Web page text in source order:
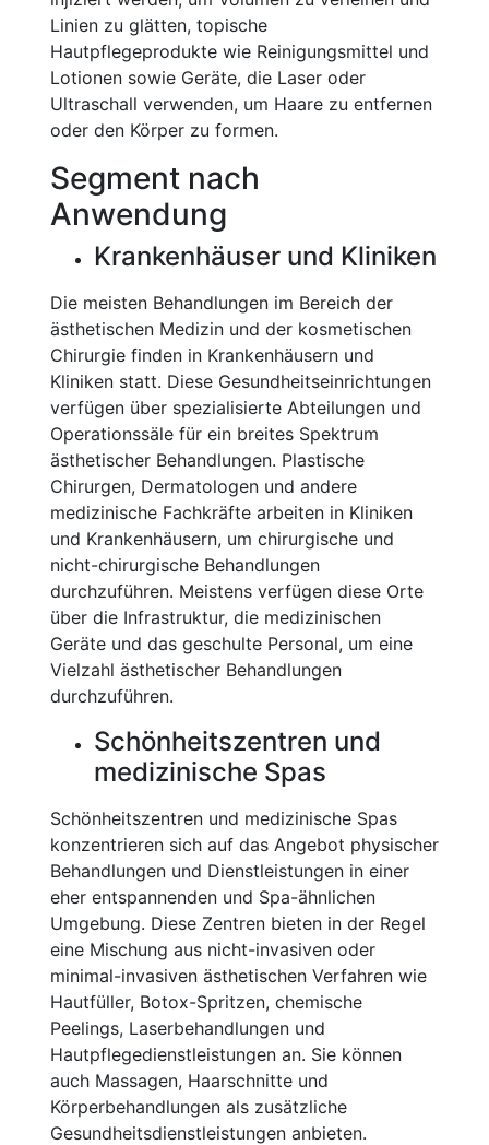
Linien zu glätten, topische
Hautpflegeprodukte wie Reinigungsmittel und
Lotionen sowie Geräte, die Laser oder
Ultraschall verwenden, um Haare zu entfernen
oder den Körper zu formen.
Segment nach
Anwendung
Krankenhäuser und Kliniken
Die meisten Behandlungen im Bereich der
ästhetischen Medizin und der kosmetischen
Chirurgie finden in Krankenhäusern und
Kliniken statt. Diese Gesundheitseinrichtungen
verfügen über spezialisierte Abteilungen und
Operationssäle für ein breites Spektrum
ästhetischer Behandlungen. Plastische
Chirurgen, Dermatologen und andere
medizinische Fachkräfte arbeiten in Kliniken
und Krankenhäusern, um chirurgische und
nicht-chirurgische Behandlungen
durchzuführen. Meistens verfügen diese Orte
über die Infrastruktur, die medizinischen
Geräte und das geschulte Personal, um eine
Vielzahl ästhetischer Behandlungen
durchzuführen.
Schönheitszentren und
medizinische Spas
Schönheitszentren und medizinische Spas
konzentrieren sich auf das Angebot physischer
Behandlungen und Dienstleistungen in einer
eher entspannenden und Spa-ähnlichen
Umgebung. Diese Zentren bieten in der Regel
eine Mischung aus nicht-invasiven oder
minimal-invasiven ästhetischen Verfahren wie
Hautfüller, Botox-Spritzen, chemische
Peelings, Laserbehandlungen und
Hautpflegedienstleistungen an. Sie können
auch Massagen, Haarschnitte und
Körperbehandlungen als zusätzliche
Gesundheitsdienstleistungen anbieten.